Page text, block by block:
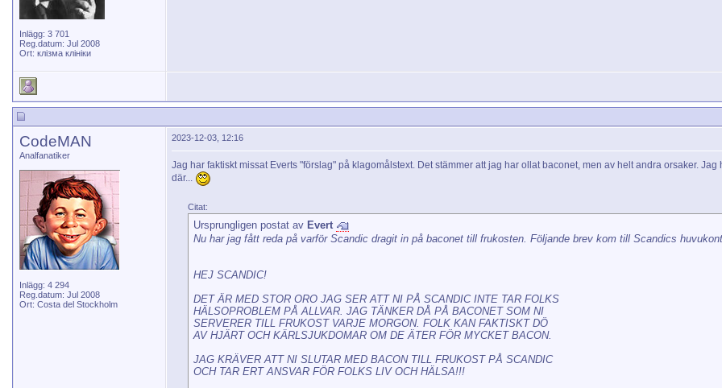
Inlägg: 3 701
Reg.datum: Jul 2008
Ort: клізма клініки
CodeMAN
Analfanatiker
Inlägg: 4 294
Reg.datum: Jul 2008
Ort: Costa del Stockholm
2023-12-03, 12:16
Jag har faktiskt missat Everts "förslag" på klagomålstext. Det stämmer att jag har ollat baconet, men av helt andra orsaker.
där...
Citat:
Ursprungligen postat av Evert
Nu har jag fått reda på varför Scandic dragit in på baconet till frukosten. Följande brev kom till Scandics
HEJ SCANDIC!
DET ÄR MED STOR ORO JAG SER ATT NI PÅ SCANDIC INTE TAR FOLKS
HÄLSOPROBLEM PÅ ALLVAR. JAG TÄNKER DÅ PÅ BACONET SOM NI
SERVERER TILL FRUKOST VARJE MORGON. FOLK KAN FAKTISKT DÖ
AV HJÄRT OCH KÄRLSJUKDOMAR OM DE ÄTER FÖR MYCKET BACON.
JAG KRÄVER ATT NI SLUTAR MED BACON TILL FRUKOST PÅ SCANDIC
OCH TAR ERT ANSVAR FÖR FOLKS LIV OCH HÄLSA!!!